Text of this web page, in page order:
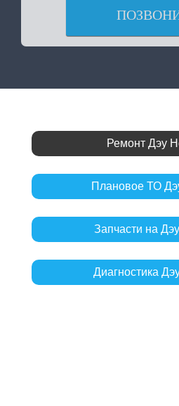
Ремонт Дэу
Плановое ТО
Запчасти на
Диагностика